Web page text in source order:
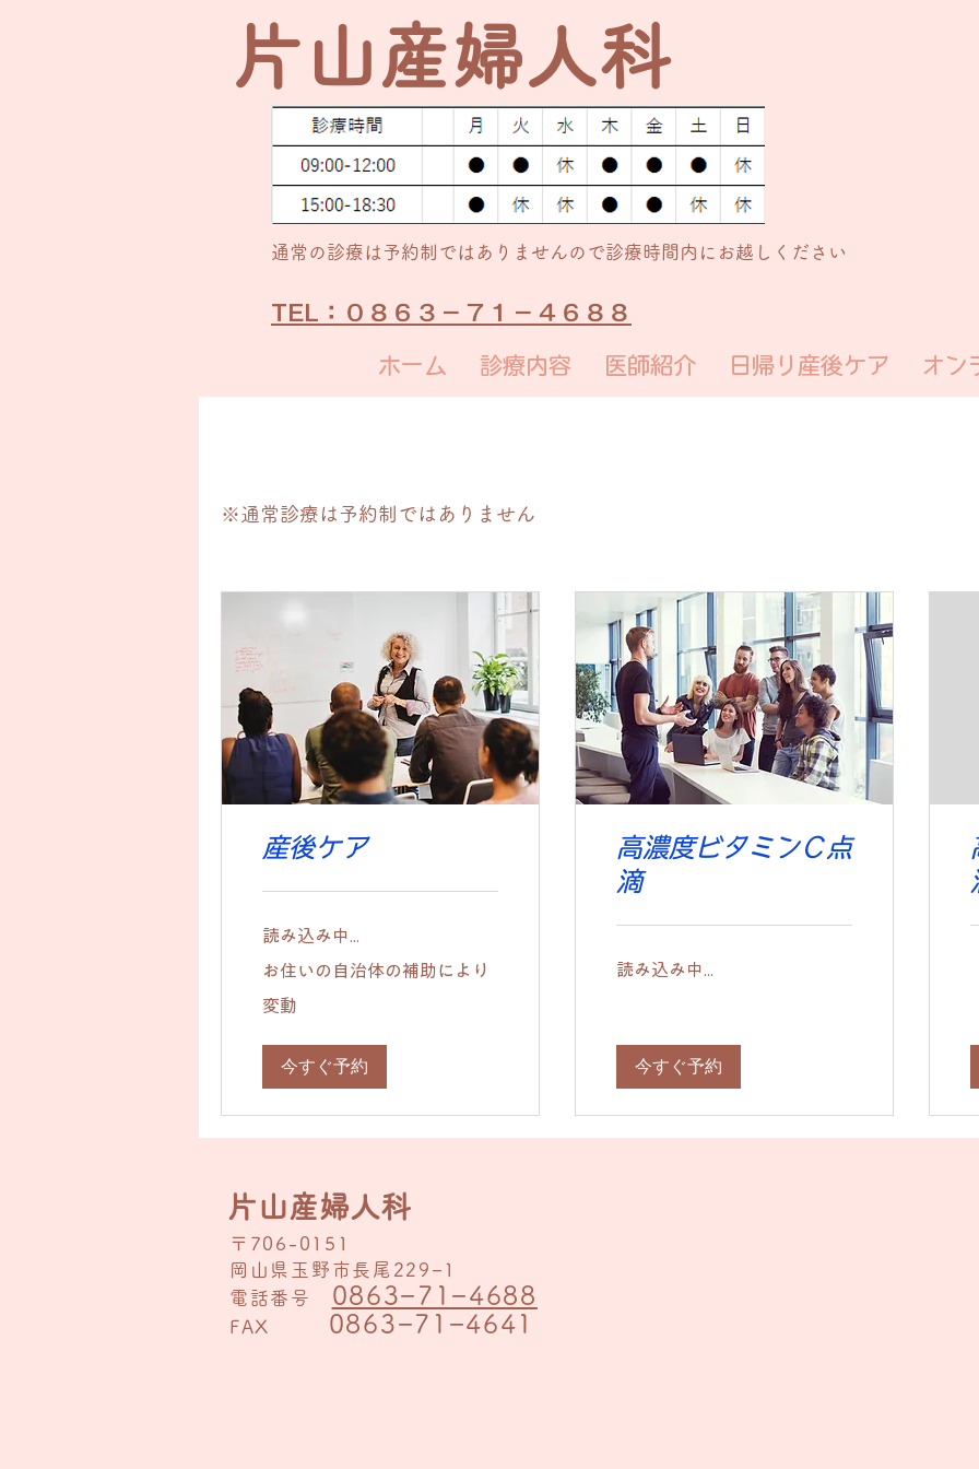
​片山産婦人科
TEL：０８６３－７１－４６８８
ホーム 診療内容 医師紹介 日帰り産後ケア オン
通常の​診療は予約制ではありませんので診療時間内にお越しください
※通常診療は予約制ではありません
産後ケア
読み込み中...
住
の
に
お住いの自治体の補助により
変動
今すぐ予約
高濃度ビタミンＣ点
滴
読み込み中...
今すぐ予約
片山産婦人科
〒706-0151
岡山県玉野市長尾229−1
電話番号 0863−71−4688
FAX 0863−71−4641